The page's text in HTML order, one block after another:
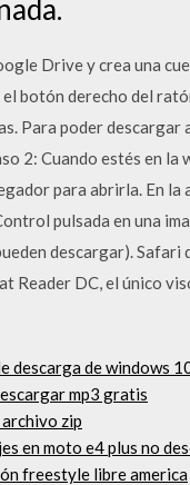
Drive y crea una
botón derecho del
Para poder
2: Cuando estés en la
para abrirla. En la
pulsada en una
descargar).
Reader DC, el único
descarga de windows
mp3 gratis
zip
en moto e4 plus no
freestyle libre america